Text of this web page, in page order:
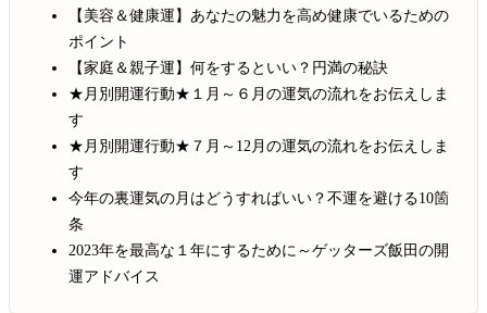
【美容＆健康運】あなたの魅力を高め健康でいるための
ポイント
【家庭＆親子運】何をするといい？円満の秘訣
★月別開運行動★１月～６月の運気の流れをお伝えしま
す
★月別開運行動★７月～12月の運気の流れをお伝えしま
す
今年の裏運気の月はどうすればいい？不運を避ける10箇
条
2023年を最高な１年にするために～ゲッターズ飯田の開
運アドバイス